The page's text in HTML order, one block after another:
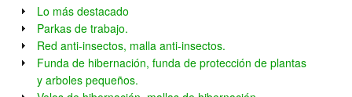
Lo más destacado
Parkas de trabajo.
Red anti-insectos, malla anti-insectos.
Funda de hibernación, funda de protección de plantas
y arboles pequeños.